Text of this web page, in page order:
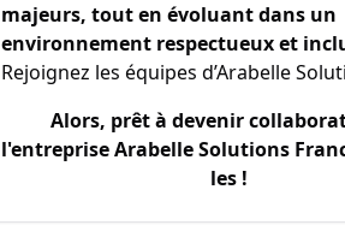
majeurs, tout en évoluant dans un
environnement respectueux et
Rejoignez les équipes d’Arabelle
Alors, prêt à devenir
l'entrepriseArabelle Solutions
les !